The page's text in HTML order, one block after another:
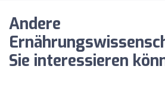
Andere
Sie interessieren